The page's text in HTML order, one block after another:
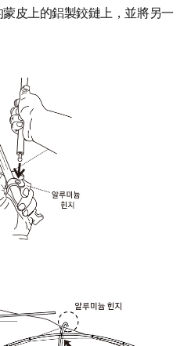
皮上的鋁製鉸鏈上，並將另一